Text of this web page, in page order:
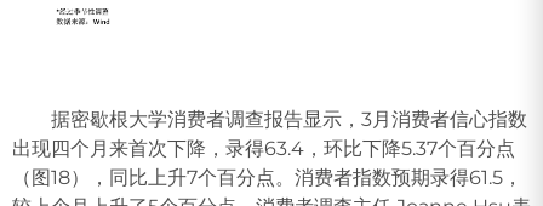
据密歇根大学消费者调查报告显示，3月消费者信心指数
出现四个月来首次下降，录得63.4，环比下降5.37个百分点
（图18），同比上升7个百分点。消费者指数预期录得61.5，